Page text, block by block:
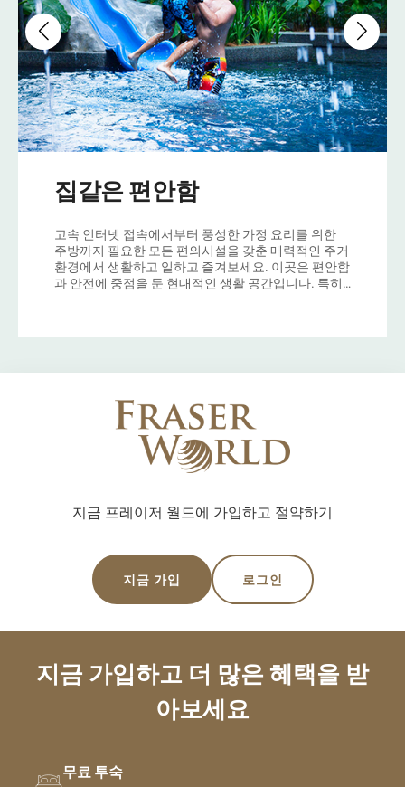
집같은 편안함
고속 인터넷 접속에서부터 풍성한 가정 요리를 위한
주방까지 필요한 모든 편의시설을 갖춘 매력적인 주거
환경에서 생활하고 일하고 즐겨보세요. 이곳은 편안함
과 안전에 중점을 둔 현대적인 생활 공간입니다. 특히
지금 프레이저 월드에 가입하고 절약하기
지금 가입 로그인
지금 가입하고 더 많은 혜택을 받
아보세요
무료 투숙